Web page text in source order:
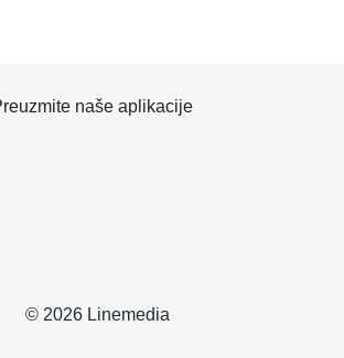
© 2026 Linemedia
naše aplikacije